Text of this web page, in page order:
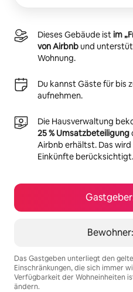
Dieses Gebäude istim
von Airbnbund
Wohnung.
Du kannst Gäste für bis
aufnehmen.
Die Hausverwaltung
25 % Umsatzbeteiligung
Airbnb erhältst. Das
Einkünfte berücksichtigt.
Das Gastgeben unterliegt den
Einschränkungen, die sich immer
Verfügbarkeit der Wohneinheiten
ändern.